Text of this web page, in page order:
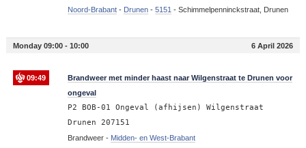
Noord-Brabant- Drunen- 5151 - Schimmelpenninckstraat, Drunen
Monday 09:00 - 10:00 6 April 2026
09:49
Brandweer met minder haast naar Wilgenstraat te Drunen voor
ongeval
P2 BOB-01 Ongeval (afhijsen) Wilgenstraat
Drunen 207151
Brandweer - Midden- en West-Brabant